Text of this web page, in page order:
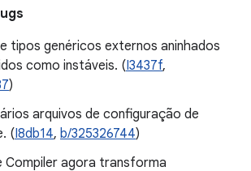
tipos genéricos externos aninhados
como instáveis. (I3437f,
)
arquivos de configuração de
(I8db14, b/325326744)
Compiler agora transforma